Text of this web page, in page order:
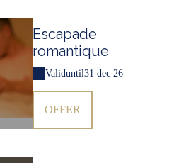
Escapade
romantique
Validuntil31 dec 26
OFFER